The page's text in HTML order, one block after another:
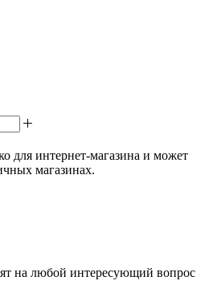
для интернет-магазина и может
магазинах.
на любой интересующий вопрос